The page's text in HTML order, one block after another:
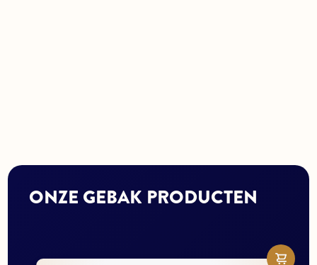
ONZE GEBAK PRODUCTEN